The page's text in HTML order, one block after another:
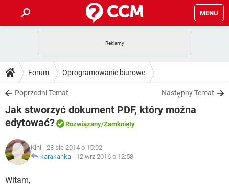
MENU
GRY WHATSAPP
SPOTIFY
INSTAGRAM FACEBOOK
WINDOWS 10
PORADY
PlayStation
SPOTIFY
WINDOWS 10
DO POBRANIA
ANDROID TIKTOK
GRY WHATSAPP
IOS
INSTAGRAM
WINDOWS 10
FORUM
GRY WHATSAPP
ARTYKUŁY
COVID-19
GRY
Forum Oprogramowanie biurowe
Poprzedni Temat Następny Temat
Jak stworzyć dokument PDF, który można
edytować?
Rozwiązany/Zamknięty
Kini - 28 sie 2014 o 15:02
karakanka - 12 wrz 2016 o 12:58
Witam,